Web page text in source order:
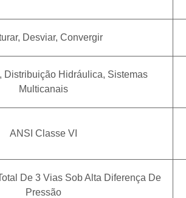
Desviar, Convergir
Distribuição Hidráulica, Sistemas
Multicanais
ANSI Classe VI
De 3 Vias Sob Alta Diferença De
Pressão